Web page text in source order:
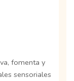
fomenta y
sensoriales